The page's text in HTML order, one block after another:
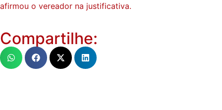
afirmou o vereador na justificativa.
Compartilhe: